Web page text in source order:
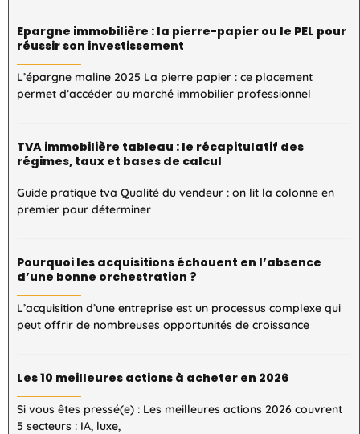
Epargne immobilière : la pierre-papier ou le PEL pour
réussir son investissement
L’épargne maline 2025 La pierre papier : ce placement
permet d’accéder au marché immobilier professionnel
TVA immobilière tableau : le récapitulatif des
régimes, taux et bases de calcul
Guide pratique tva Qualité du vendeur : on lit la colonne en
premier pour déterminer
Pourquoi les acquisitions échouent en l’absence
d’une bonne orchestration ?
L’acquisition d’une entreprise est un processus complexe qui
peut offrir de nombreuses opportunités de croissance
Les 10 meilleures actions à acheter en 2026
Si vous êtes pressé(e) : Les meilleures actions 2026 couvrent
5 secteurs : IA, luxe,